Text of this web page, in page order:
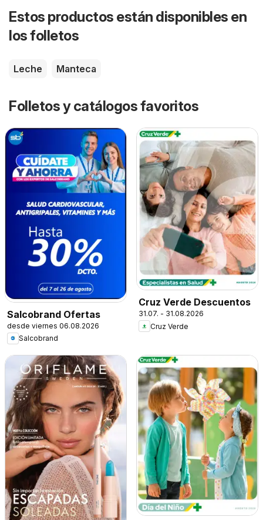
Estos productos están disponibles en
los folletos
Leche Manteca
Folletos y catálogos favoritos
Salcobrand Ofertas
desde viernes 06.08.2026
Salcobrand
Cruz Verde Descuentos
31.07. - 31.08.2026
Cruz Verde